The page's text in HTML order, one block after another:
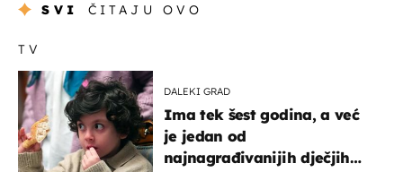
SVI ČITAJU OVO
TV
DALEKI GRAD
Ima tek šest godina, a već
je jedan od
najnagrađivanijih dječjih